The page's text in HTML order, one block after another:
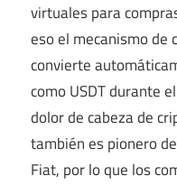
virtuales para
eso el mecanismo de
convierte
como USDT durante
dolor de cabeza de
también es pionero
Fiat, por lo que los